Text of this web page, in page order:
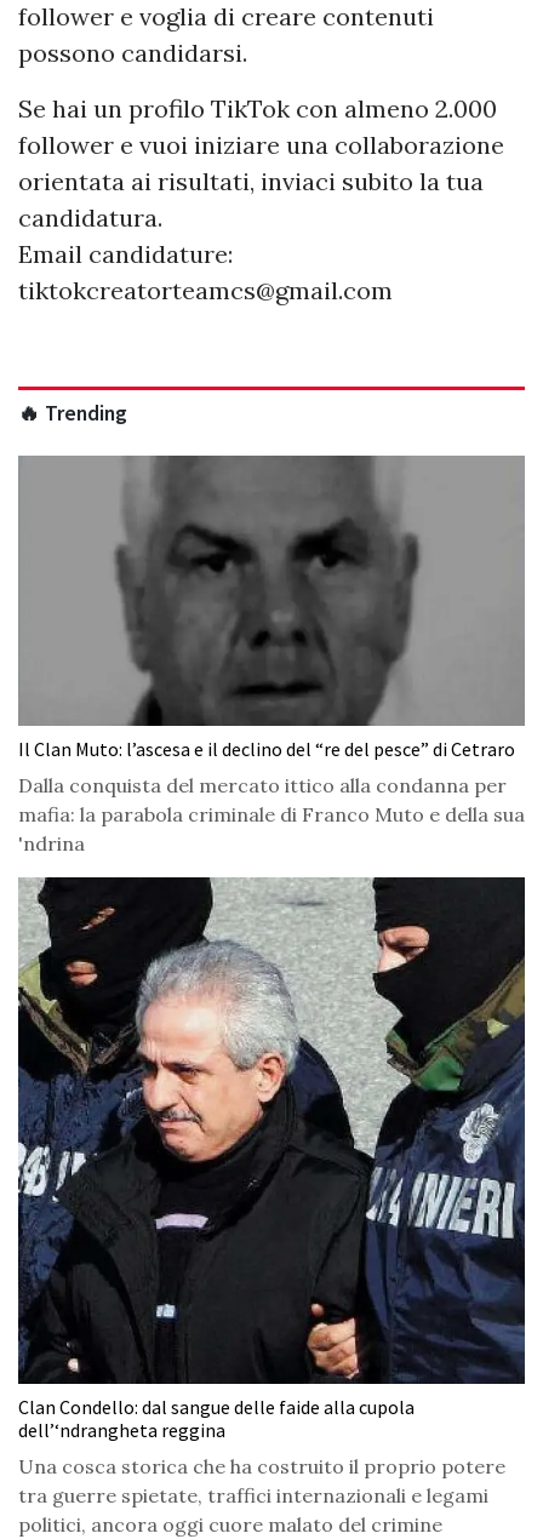
follower e voglia di creare contenuti
possono candidarsi.
Se hai un profilo TikTok con almeno 2.000
follower e vuoi iniziare una collaborazione
orientata ai risultati, inviaci subito la tua
candidatura.
Email candidature:
tiktokcreatorteamcs@gmail.com
🔥 Trending
Il Clan Muto: l’ascesa e il declino del “re del pesce” di Cetraro
Dalla conquista del mercato ittico alla condanna per
mafia: la parabola criminale di Franco Muto e della sua
'ndrina
Clan Condello: dal sangue delle faide alla cupola
dell’‘ndrangheta reggina
Una cosca storica che ha costruito il proprio potere
tra guerre spietate, traffici internazionali e legami
politici, ancora oggi cuore malato del crimine